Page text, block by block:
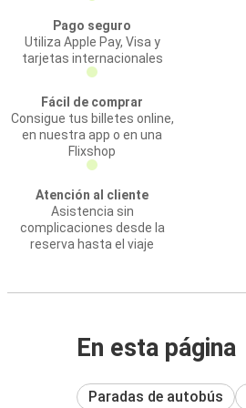
Pago seguro
Utiliza Apple Pay, Visa y
tarjetas internacionales
Fácil de comprar
Consigue tus billetes online,
en nuestra app o en una
Flixshop
Atención al cliente
Asistencia sin
complicaciones desde la
reserva hasta el viaje
En esta página
Paradas de autobús